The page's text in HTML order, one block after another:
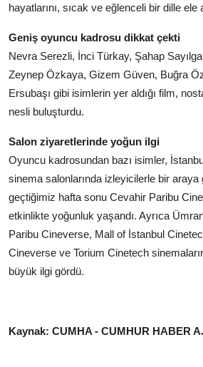
hayatlarını, sıcak ve eğlenceli bir dille ele
Geniş oyuncu kadrosu dikkat çekti
Nevra Serezli, İnci Türkay, Şahap
Zeynep Özkaya, Gizem Güven, Buğra
Ersubaşı gibi isimlerin yer aldığı film,
nesli buluşturdu.
Salon ziyaretlerinde yoğun ilgi
Oyuncu kadrosundan bazı isimler,
sinema salonlarında izleyicilerle bir araya
geçtiğimiz hafta sonu Cevahir Paribu
etkinlikte yoğunluk yaşandı. Ayrıca
Paribu Cineverse, Mall of İstanbul
Cineverse ve Torium Cinetech
büyük ilgi gördü.
Kaynak: CUMHA - CUMHUR HABER